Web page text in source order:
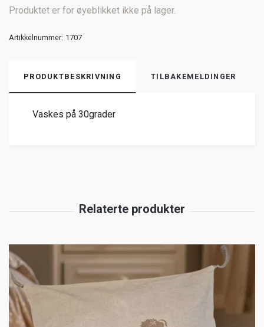
Produktet er for øyeblikket ikke på lager.
Artikkelnummer: 1707
PRODUKTBESKRIVNING TILBAKEMELDINGER
Vaskes på 30grader